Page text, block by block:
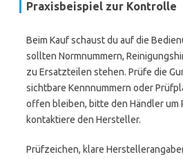
Praxisbeispiel zur Kontrolle
Beim Kauf schaust du auf die
sollten Normnummern,
zu Ersatzteilen stehen. Prüfe die
sichtbare Kennnummern oder
offen bleiben, bitte den Händler um
kontaktiere den Hersteller.
Prüfzeichen, klare